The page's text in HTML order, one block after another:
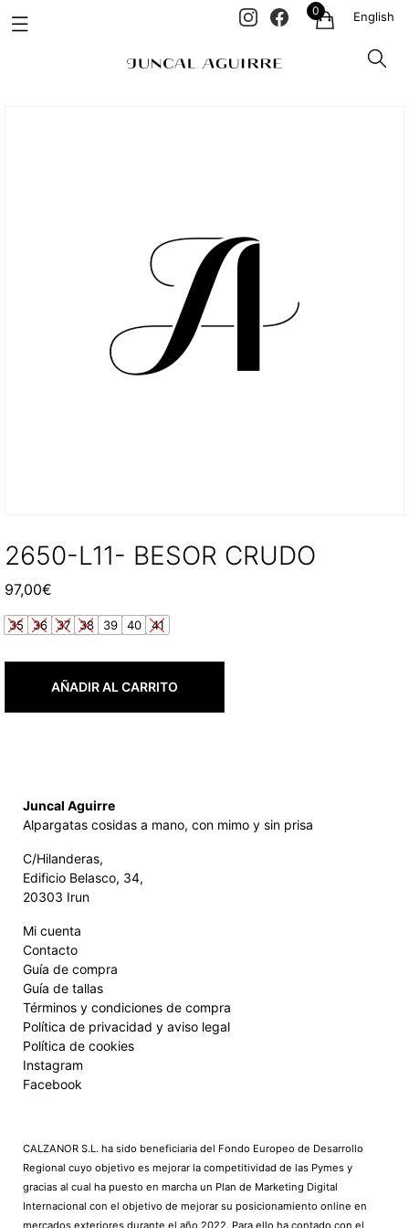
0 English
2650-L11- BESOR CRUDO
97,00€
35 36 37 38 39 40 41
AÑADIR AL CARRITO
Juncal Aguirre
Alpargatas cosidas a mano, con mimo y sin prisa
C/Hilanderas,
Edificio Belasco, 34,
20303 Irun
Mi cuenta
Contacto
Guía de compra
Guía de tallas
Términos y condiciones de compra
Política de privacidad y aviso legal
Política de cookies
Instagram
Facebook
CALZANOR S.L. ha sido beneficiaria del Fondo Europeo de Desarrollo
Regional cuyo objetivo es mejorar la competitividad de las Pymes y
gracias al cual ha puesto en marcha un Plan de Marketing Digital
Internacional con el objetivo de mejorar su posicionamiento online en
mercados exteriores durante el año 2022. Para ello ha contado con el